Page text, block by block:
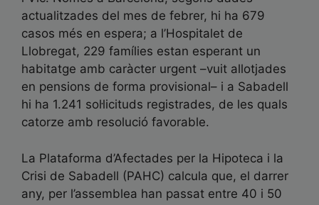
actualitzades del mes de febrer, hi ha 679
casos més en espera; a l’Hospitalet de
Llobregat, 229 famílies estan esperant un
habitatge amb caràcter urgent –vuit allotjades
en pensions de forma provisional– i a Sabadell
hi ha 1.241 sol·licituds registrades, de les quals
catorze amb resolució favorable.
La Plataforma d’Afectades per la Hipoteca i la
Crisi de Sabadell (PAHC) calcula que, el darrer
any, per l’assemblea han passat entre 40 i 50